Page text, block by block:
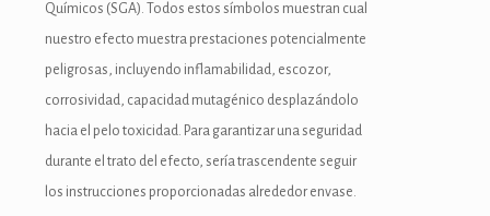
Químicos (SGA). Todos estos símbolos muestran cual
nuestro efecto muestra prestaciones potencialmente
peligrosas, incluyendo inflamabilidad, escozor,
corrosividad, capacidad mutagénico desplazándolo
hacia el pelo toxicidad. Para garantizar una seguridad
durante el trato del efecto, serí­a trascendente seguir
los instrucciones proporcionadas alrededor envase.